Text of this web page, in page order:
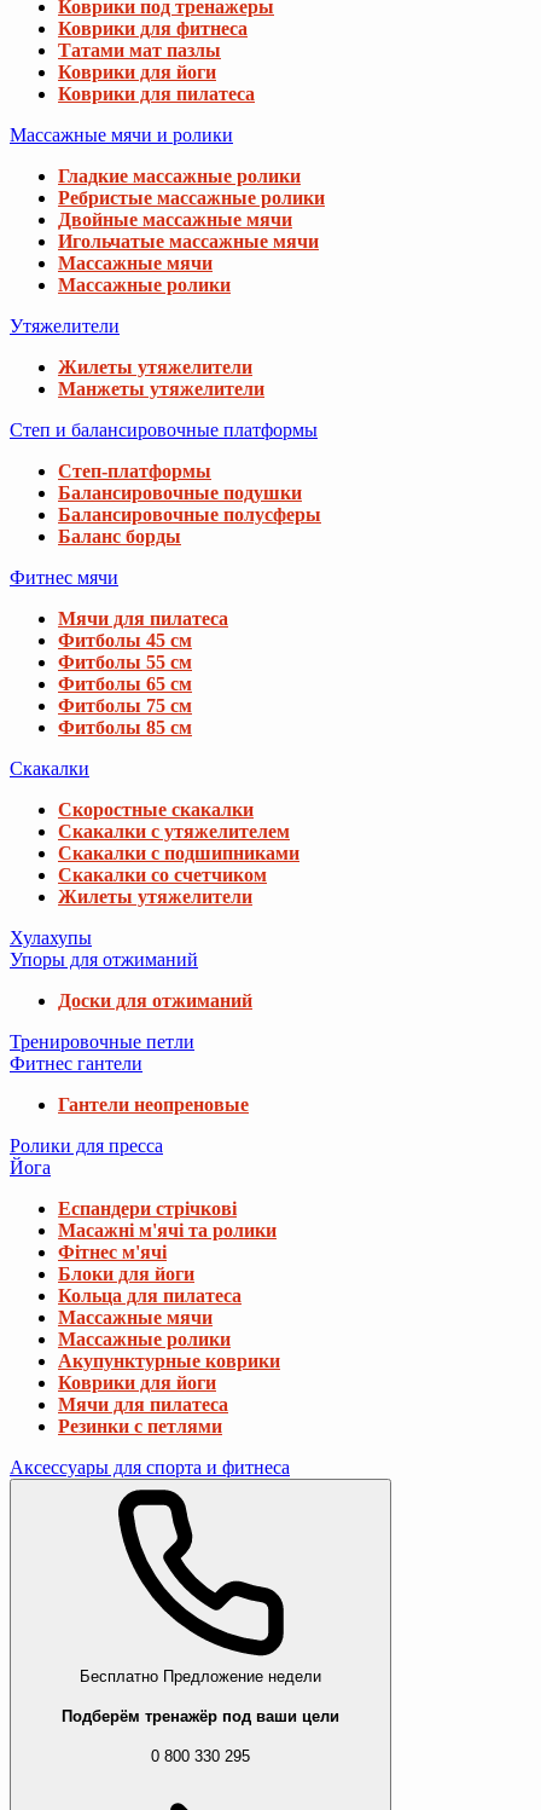
Коврики под тренажеры
Коврики для фитнеса
Татами мат пазлы
Коврики для йоги
Коврики для пилатеса
Массажные мячи и ролики
Гладкие массажные ролики
Ребристые массажные ролики
Двойные массажные мячи
Игольчатые массажные мячи
Массажные мячи
Массажные ролики
Утяжелители
Жилеты утяжелители
Манжеты утяжелители
Степ и балансировочные платформы
Степ-платформы
Балансировочные подушки
Балансировочные полусферы
Баланс борды
Фитнес мячи
Мячи для пилатеса
Фитболы 45 см
Фитболы 55 см
Фитболы 65 см
Фитболы 75 см
Фитболы 85 см
Скакалки
Скоростные скакалки
Скакалки с утяжелителем
Скакалки с подшипниками
Скакалки со счетчиком
Жилеты утяжелители
Хулахупы
Упоры для отжиманий
Доски для отжиманий
Тренировочные петли
Фитнес гантели
Гантели неопреновые
Ролики для пресса
Йога
Еспандери стрічкові
Масажні м'ячі та ролики
Фітнес м'ячі
Блоки для йоги
Кольца для пилатеса
Массажные мячи
Массажные ролики
Акупунктурные коврики
Коврики для йоги
Мячи для пилатеса
Резинки с петлями
Аксессуары для спорта и фитнеса
Бесплатно Предложение недели
Подберём тренажёр под ваши цели
0 800 330 295